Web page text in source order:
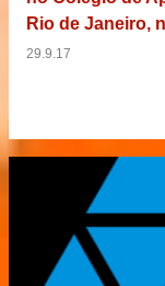
Rio de Janeiro,
29.9.17